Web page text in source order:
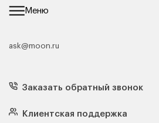
Меню
Каталог мебели
Кресла
Матрасы
Подушки
Чехлы и наматрасники
ask@moon.ru
Заказать обратный звонок
Клиентская поддержка